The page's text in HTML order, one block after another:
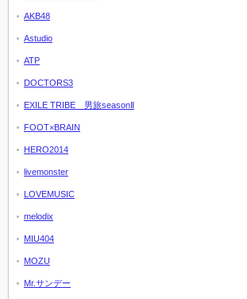
AKB48
Astudio
ATP
DOCTORS3
EXILE TRIBE 男旅seasonⅡ
FOOT×BRAIN
HERO2014
livemonster
LOVEMUSIC
melodix
MIU404
MOZU
Mr.サンデー